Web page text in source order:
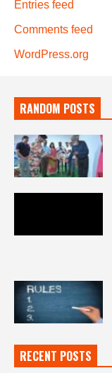
Entries feed
Comments feed
WordPress.org
RANDOM POSTS
RECENT POSTS